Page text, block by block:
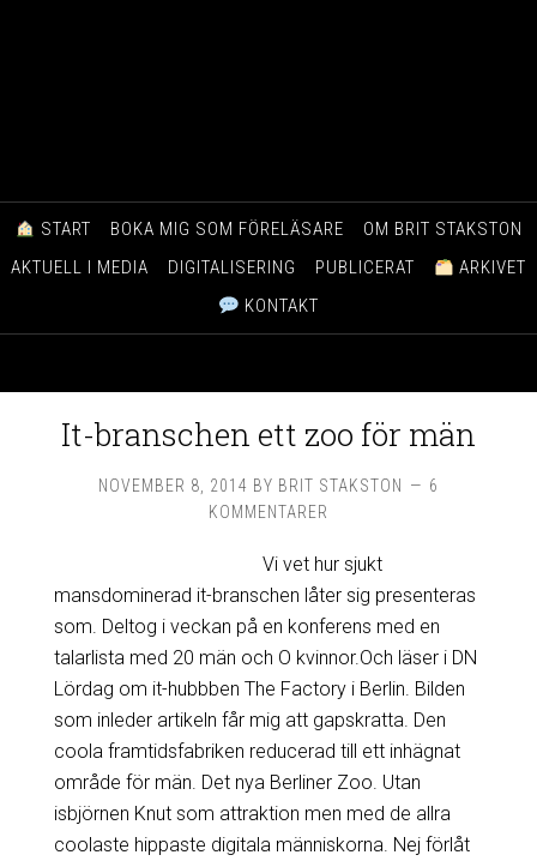
START BOKA MIG SOM FÖRELÄSARE
OM BRIT STAKSTON
AKTUELL I MEDIA
DIGITALISERING PUBLICERAT
ARKIVET
KONTAKT
It-branschen ett zoo för män
NOVEMBER 8, 2014 BY BRIT STAKSTON
6
KOMMENTARER
Vi vet hur sjukt
mansdominerad it-branschen låter sig presenteras
som. Deltog i veckan på en konferens med en
talarlista med 20 män och O kvinnor.Och läser i DN
Lördag om it-hubbben The Factory i Berlin. Bilden
som inleder artikeln får mig att gapskratta. Den
coola framtidsfabriken reducerad till ett inhägnat
område för män. Det nya Berliner Zoo. Utan
isbjörnen Knut som attraktion men med de allra
coolaste hippaste digitala människorna. Nej förlåt